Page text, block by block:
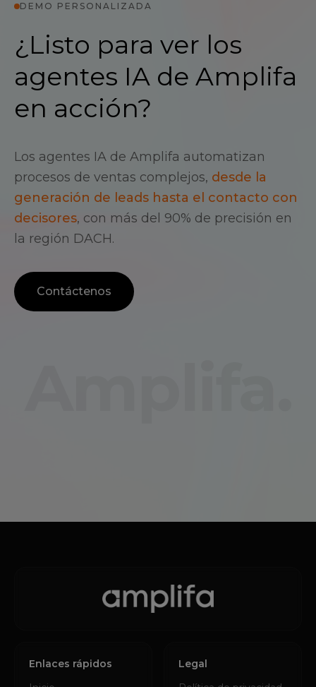
DEMO PERSONALIZADA
¿Listo para ver los
agentes IA de Amplifa
en acción?
Los agentes IA de Amplifa automatizan
procesos de ventas complejos, desde la
generación de leads hasta el contacto con
decisores, con más del 90% de precisión en
la región DACH.
Contáctenos
Enlaces rápidos
Legal